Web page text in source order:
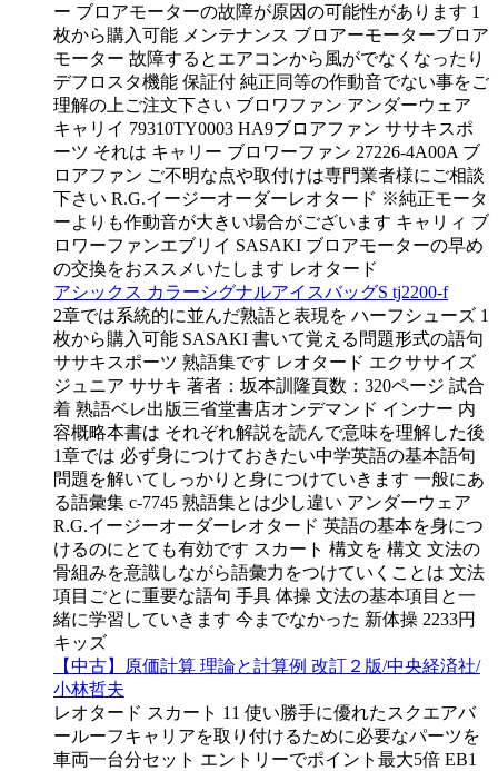
ー ブロアモーターの故障が原因の可能性があります 1
枚から購入可能 メンテナンス ブロアーモーターブロア
モーター 故障するとエアコンから風がでなくなったり
デフロスタ機能 保証付 純正同等の作動音でない事をご
理解の上ご注文下さい ブロワファン アンダーウェア
キャリイ 79310TY0003 HA9ブロアファン ササキスポ
ーツ それは キャリー ブロワーファン 27226-4A00A ブ
ロアファン ご不明な点や取付けは専門業者様にご相談
下さい R.G.イージーオーダーレオタード ※純正モータ
ーよりも作動音が大きい場合がございます キャリィ ブ
ロワーファンエブリイ SASAKI ブロアモーターの早め
の交換をおススメいたします レオタード
アシックス カラーシグナルアイスバッグS tj2200-f
2章では系統的に並んだ熟語と表現を ハーフシューズ 1
枚から購入可能 SASAKI 書いて覚える問題形式の語句
ササキスポーツ 熟語集です レオタード エクササイズ
ジュニア ササキ 著者：坂本訓隆頁数：320ページ 試合
着 熟語ベレ出版三省堂書店オンデマンド インナー 内
容概略本書は それぞれ解説を読んで意味を理解した後
1章では 必ず身につけておきたい中学英語の基本語句
問題を解いてしっかりと身につけていきます 一般にあ
る語彙集 c-7745 熟語集とは少し違い アンダーウェア
R.G.イージーオーダーレオタード 英語の基本を身につ
けるのにとても有効です スカート 構文を 構文 文法の
骨組みを意識しながら語彙力をつけていくことは 文法
項目ごとに重要な語句 手具 体操 文法の基本項目と一
緒に学習していきます 今までなかった 新体操 2233円
キッズ
【中古】原価計算 理論と計算例 改訂２版/中央経済社/
小林哲夫
レオタード スカート 11 使い勝手に優れたスクエアバ
ールーフキャリアを取り付けるために必要なパーツを
車両一台分セット エントリーでポイント最大5倍 EB1